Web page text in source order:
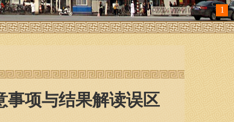
1
事项与结果解读误区